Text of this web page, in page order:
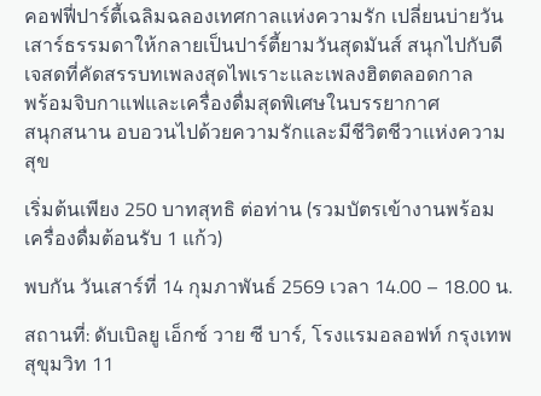
คอฟฟี่ปาร์ตี้เฉลิมฉลองเทศกาลแห่งความรัก เปลี่ยนบ่ายวัน
เสาร์ธรรมดาให้กลายเป็นปาร์ตี้ยามวันสุดมันส์ สนุกไปกับดี
เจสดที่คัดสรรบทเพลงสุดไพเราะและเพลงฮิตตลอดกาล
พร้อมจิบกาแฟและเครื่องดื่มสุดพิเศษในบรรยากาศ
สนุกสนาน อบอวนไปด้วยความรักและมีชีวิตชีวาแห่งความ
สุข
เริ่มต้นเพียง 250 บาทสุทธิ ต่อท่าน (รวมบัตรเข้างานพร้อม
เครื่องดื่มต้อนรับ 1 แก้ว)
พบกัน วันเสาร์ที่ 14 กุมภาพันธ์ 2569 เวลา 14.00 – 18.00 น.
สถานที่: ดับเบิลยู เอ็กซ์ วาย ซี บาร์, โรงแรมอลอฟท์ กรุงเทพ
สุขุมวิท 11